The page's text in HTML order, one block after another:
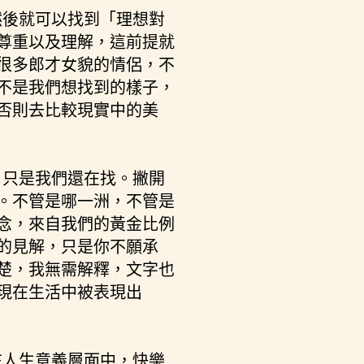
就可以找到「理想對
重以及理解，這前提就
多郎才女貌的情侶，不
是我們想找到的樣子，
則去比較現實中的美
是我們還在找。撇開
不管是哪一洲，不管是
，來自我們的黃金比例
見解，只是你不願承
，我無需解釋，文字也
在生活中被表現出